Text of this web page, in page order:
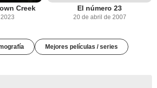
Creek El número 23
20 de abril de 2007
Mejores películas / series